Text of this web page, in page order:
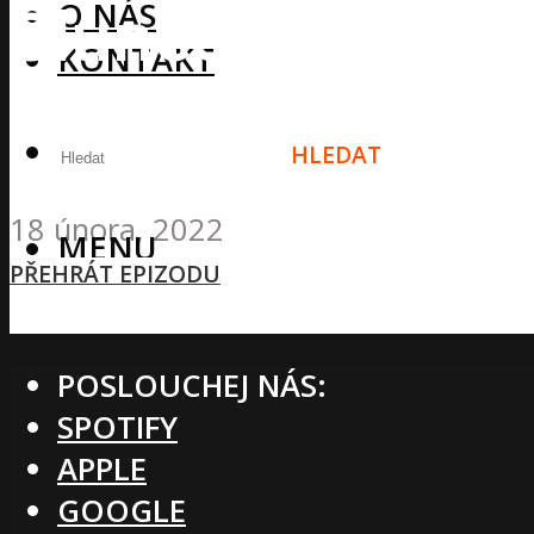
O NÁS
KONTAKT
HLEDAT
MENU
Slunce, Co
18 února, 2022
PŘEHRÁT EPIZODU
POSLOUCHEJ NÁS:
SPOTIFY
APPLE
GOOGLE